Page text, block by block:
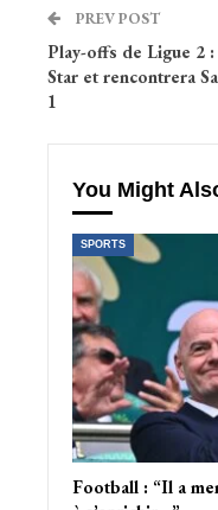
PREV POST
Play-offs de Ligue 2
Star et rencontrera
1
You Might
SPORTS
Football : “Il a